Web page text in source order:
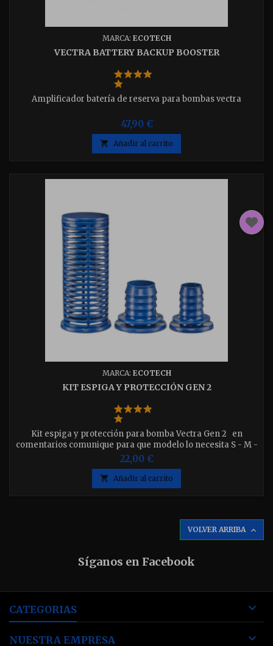
MARCA: ECOTECH
VECTRA BATTERY BACKUP BOOSTER
Amplificador batería de reserva para bombas vectra
47,90 €
 Añadir al carrito
MARCA: ECOTECH
KIT ESPIGA Y PROTECCIÓN GEN 2
Kit espiga y protección para bomba Vectra Gen 2 en
comentarios comunique para que modelo lo necesita S - M -
L
22,00 €
 Añadir al carrito
VOLVER ARRIBA 
Síganos en Facebook
CATEGORIAS 
NUESTRA EMPRESA 